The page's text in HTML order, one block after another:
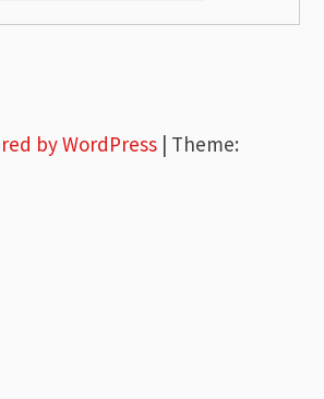
by WordPress | Theme: